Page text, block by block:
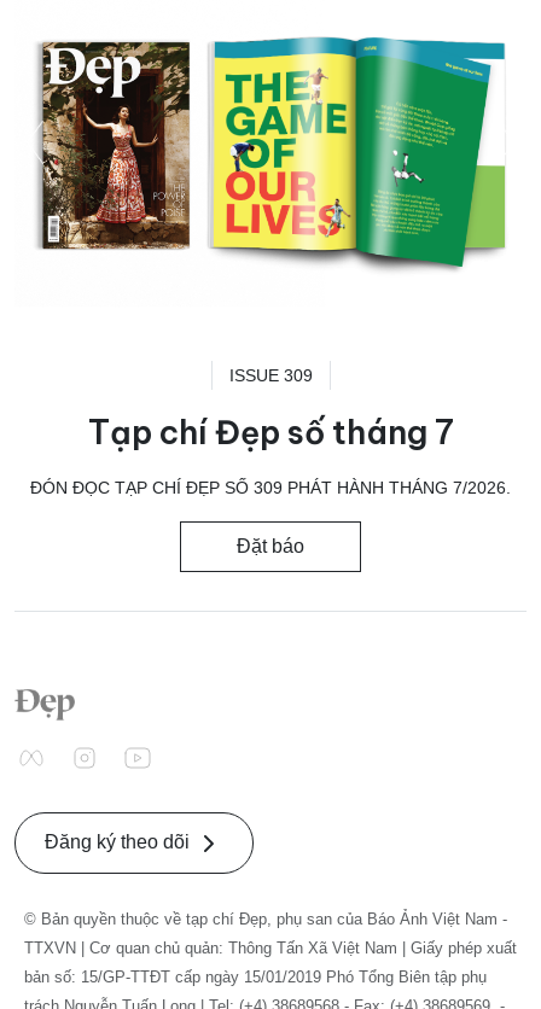
ISSUE 309
Tạp chí Đẹp số tháng 7
ĐÓN ĐỌC TẠP CHÍ ĐẸP SỐ 309 PHÁT HÀNH THÁNG 7/2026.
Đặt báo
Đăng ký theo dõi
© Bản quyền thuộc về tạp chí Đẹp, phụ san của Báo Ảnh Việt Nam -
TTXVN | Cơ quan chủ quản: Thông Tấn Xã Việt Nam | Giấy phép xuất
bản số: 15/GP-TTĐT cấp ngày 15/01/2019 Phó Tổng Biên tập phụ